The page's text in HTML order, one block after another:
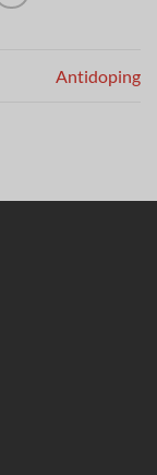
Antidoping